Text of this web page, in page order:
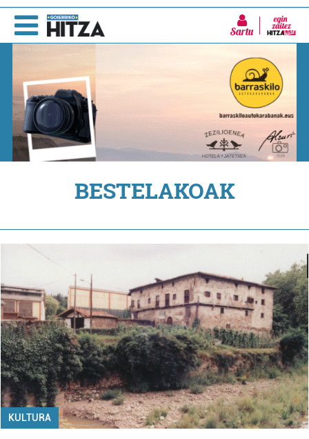
Sartu
BESTELAKOAK
KULTURA